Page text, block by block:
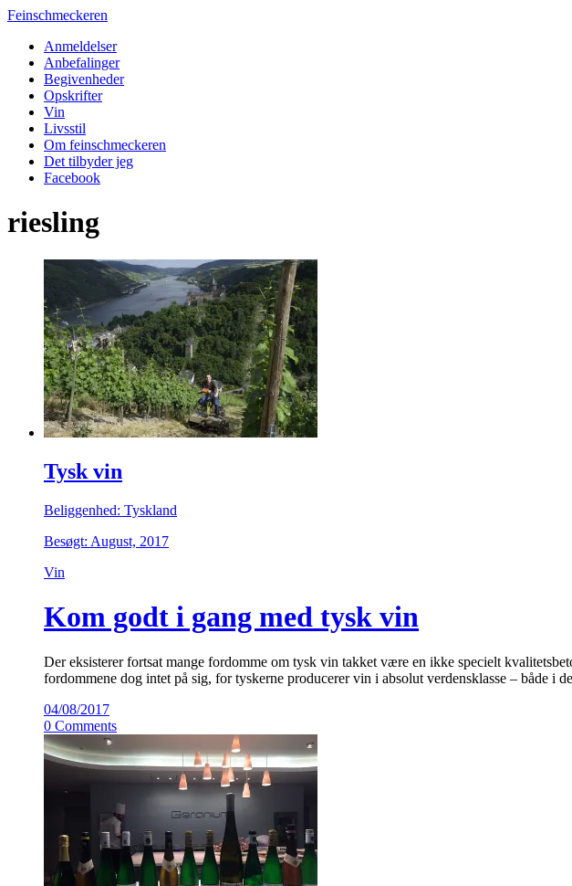
Feinschmeckeren
Anmeldelser
Anbefalinger
Begivenheder
Opskrifter
Vin
Livsstil
Om feinschmeckeren
Det tilbyder jeg
Facebook
riesling
Tysk vin
Beliggenhed: Tyskland
Besøgt: August, 2017
Vin
Kom godt i gang med tysk vin
Der eksisterer fortsat mange fordomme om tysk vin takket være en ikke specielt
fordommene dog intet på sig, for tyskerne producerer vin i absolut verdensklasse – både i
04/08/2017
0 Comments